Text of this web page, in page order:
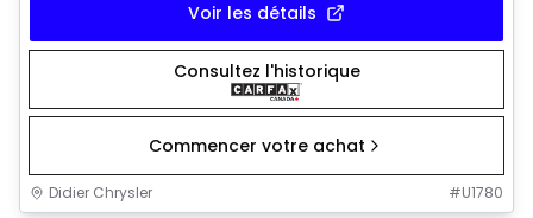
Voir les détails
Consultez l'historique
Commencer votre achat
Didier Chrysler #U1780